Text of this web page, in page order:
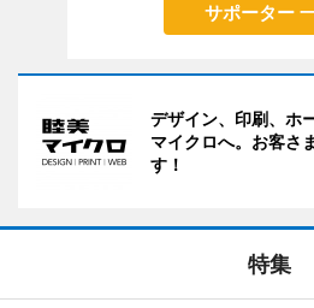
サポーター
デザイン、印刷、ホ
マイクロへ。お客さ
す！
特集